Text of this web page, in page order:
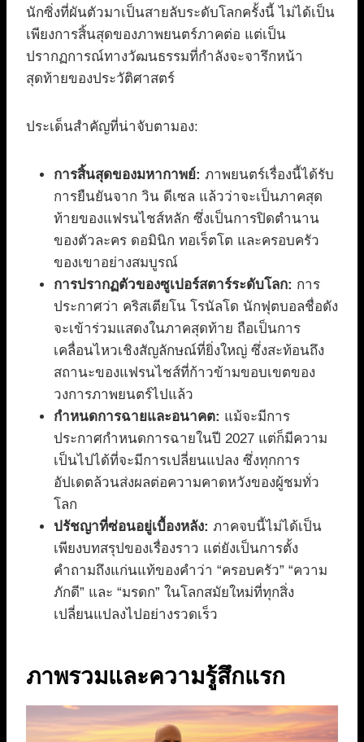
นักซิ่งที่ผันตัวมาเป็นสายลับระดับโลกครั้งนี้ ไม่ได้เป็น
เพียงการสิ้นสุดของภาพยนตร์ภาคต่อ แต่เป็น
ปรากฏการณ์ทางวัฒนธรรมที่กำลังจะจารึกหน้า
สุดท้ายของประวัติศาสตร์
ประเด็นสำคัญที่น่าจับตามอง:
การสิ้นสุดของมหากาพย์: ภาพยนตร์เรื่องนี้ได้รับ
การยืนยันจาก วิน ดีเซล แล้วว่าจะเป็นภาคสุด
ท้ายของแฟรนไชส์หลัก ซึ่งเป็นการปิดตำนาน
ของตัวละคร ดอมินิก ทอเร็ตโต และครอบครัว
ของเขาอย่างสมบูรณ์
การปรากฏตัวของซูเปอร์สตาร์ระดับโลก: การ
ประกาศว่า คริสเตียโน โรนัลโด นักฟุตบอลชื่อดัง
จะเข้าร่วมแสดงในภาคสุดท้าย ถือเป็นการ
เคลื่อนไหวเชิงสัญลักษณ์ที่ยิ่งใหญ่ ซึ่งสะท้อนถึง
สถานะของแฟรนไชส์ที่ก้าวข้ามขอบเขตของ
วงการภาพยนตร์ไปแล้ว
กำหนดการฉายและอนาคต: แม้จะมีการ
ประกาศกำหนดการฉายในปี 2027 แต่ก็มีความ
เป็นไปได้ที่จะมีการเปลี่ยนแปลง ซึ่งทุกการ
อัปเดตล้วนส่งผลต่อความคาดหวังของผู้ชมทั่ว
โลก
ปรัชญาที่ซ่อนอยู่เบื้องหลัง: ภาคจบนี้ไม่ได้เป็น
เพียงบทสรุปของเรื่องราว แต่ยังเป็นการตั้ง
คำถามถึงแก่นแท้ของคำว่า “ครอบครัว” “ความ
ภักดี” และ “มรดก” ในโลกสมัยใหม่ที่ทุกสิ่ง
เปลี่ยนแปลงไปอย่างรวดเร็ว
ภาพรวมและความรู้สึกแรก